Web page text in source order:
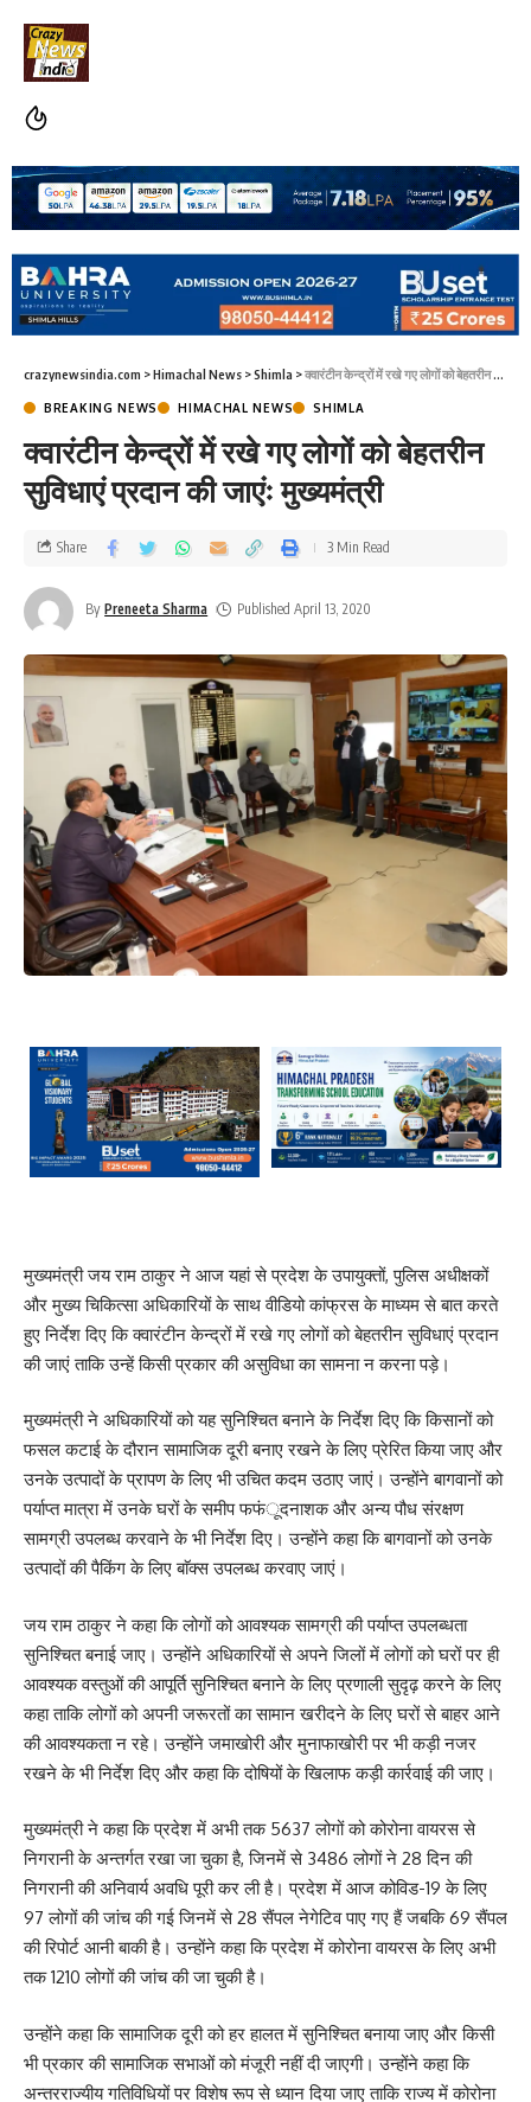
crazynewsindia.com >Himachal News >Shimla >क्वारंटीन केन्द्रों में रखे गए लोगों को बेहतरीन सुविधाएं प्रदान की जाएंः मुख्यमंत्री
BREAKING NEWS HIMACHAL NEWS SHIMLA
क्वारंटीन केन्द्रों में रखे गए लोगों को बेहतरीन
सुविधाएं प्रदान की जाएंः मुख्यमंत्री
By Preneeta Sharma Published April 13, 2020
Share 3 Min Read
मुख्यमंत्री जय राम ठाकुर ने आज यहां से प्रदेश के उपायुक्तों, पुलिस अधीक्षकों
और मुख्य चिकित्सा अधिकारियों के साथ वीडियो कांफ्रस के माध्यम से बात करते
हुए निर्देश दिए कि क्वारंटीन केन्द्रों में रखे गए लोगों को बेहतरीन सुविधाएं प्रदान
की जाएं ताकि उन्हें किसी प्रकार की असुविधा का सामना न करना पड़े।
मुख्यमंत्री ने अधिकारियों को यह सुनिश्चित बनाने के निर्देश दिए कि किसानों को
फसल कटाई के दौरान सामाजिक दूरी बनाए रखने के लिए प्रेरित किया जाए और
उनके उत्पादों के प्रापण के लिए भी उचित कदम उठाए जाएं। उन्होंने बागवानों को
पर्याप्त मात्रा में उनके घरों के समीप फफंूदनाशक और अन्य पौध संरक्षण
सामग्री उपलब्ध करवाने के भी निर्देश दिए। उन्होंने कहा कि बागवानों को उनके
उत्पादों की पैकिंग के लिए बाॅक्स उपलब्ध करवाए जाएं।
जय राम ठाकुर ने कहा कि लोगों को आवश्यक सामग्री की पर्याप्त उपलब्धता
सुनिश्चित बनाई जाए। उन्होंने अधिकारियों से अपने जिलों में लोगों को घरों पर ही
आवश्यक वस्तुओं की आपूर्ति सुनिश्चित बनाने के लिए प्रणाली सुदृढ़ करने के लिए
कहा ताकि लोगों को अपनी जरूरतों का सामान खरीदने के लिए घरों से बाहर आने
की आवश्यकता न रहे। उन्होंने जमाखोरी और मुनाफाखोरी पर भी कड़ी नजर
रखने के भी निर्देश दिए और कहा कि दोषियों के खिलाफ कड़ी कार्रवाई की जाए।
मुख्यमंत्री ने कहा कि प्रदेश में अभी तक 5637 लोगों को कोरोना वायरस से
निगरानी के अन्तर्गत रखा जा चुका है, जिनमें से 3486 लोगों ने 28 दिन की
निगरानी की अनिवार्य अवधि पूरी कर ली है। प्रदेश में आज कोविड-19 के लिए
97 लोगों की जांच की गई जिनमें से 28 सैंपल नेगेटिव पाए गए हैं जबकि 69 सैंपल
की रिपोर्ट आनी बाकी है। उन्होंने कहा कि प्रदेश में कोरोना वायरस के लिए अभी
तक 1210 लोगों की जांच की जा चुकी है।
उन्होंने कहा कि सामाजिक दूरी को हर हालत में सुनिश्चित बनाया जाए और किसी
भी प्रकार की सामाजिक सभाओं को मंजूरी नहीं दी जाएगी। उन्होंने कहा कि
अन्तरराज्यीय गतिविधियों पर विशेष रूप से ध्यान दिया जाए ताकि राज्य में कोरोना